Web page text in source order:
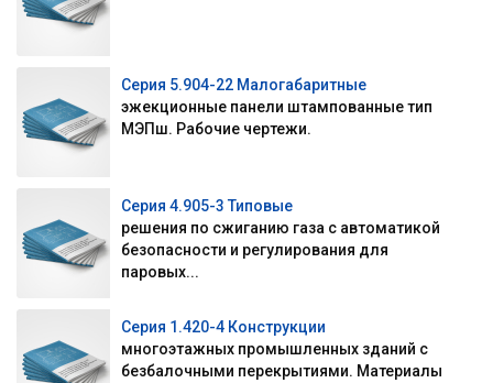
Серия 5.904-22 Малогабаритные
эжекционные панели штампованные тип
МЭПш. Рабочие чертежи.
Серия 4.905-3 Типовые
решения по сжиганию газа с автоматикой
безопасности и регулирования для
паровых...
Серия 1.420-4 Конструкции
многоэтажных промышленных зданий с
безбалочными перекрытиями. Материалы